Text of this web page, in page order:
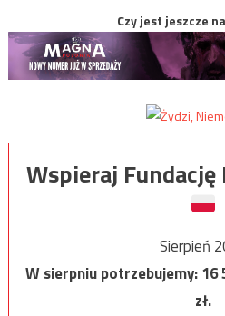
Czy jest jeszcze
Wspieraj
Sierpień
W sierpniu potrzebujemy:16
zł.